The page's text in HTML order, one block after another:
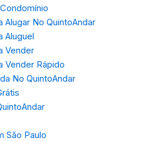
Alugar No QuintoAndar
Aluguel
Vender
Vender Rápido
No QuintoAndar
São Paulo